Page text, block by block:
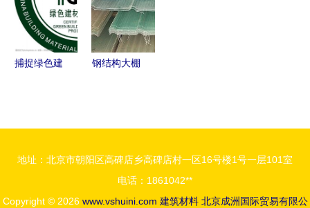
捕捉绿色建
钢结构大棚
板批发介绍
地址：北京市朝阳区高碑店乡高碑店村一区16号楼1号一层101室
电话：1861042**
Copyright © 2026 www.vshuini.com 建筑材料 北京成洲国际贸易有限公